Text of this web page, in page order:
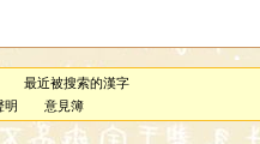
最近被搜索的漢字
明 意見簿